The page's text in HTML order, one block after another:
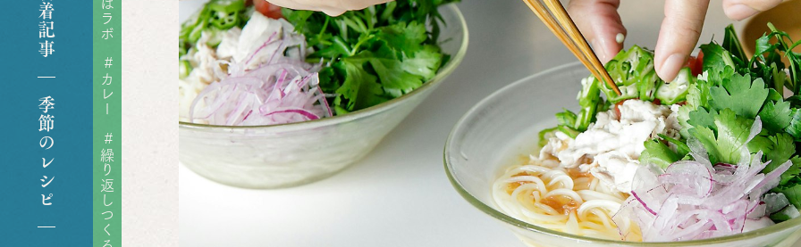
#
カレー
#
繰り返しつくる和食
いも
新着記事
季節のレシピ